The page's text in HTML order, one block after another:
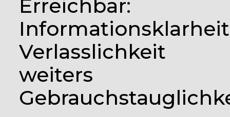
Erreichbar:
Verlasslichkeit
weiters